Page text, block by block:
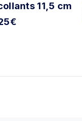
11,5 cm